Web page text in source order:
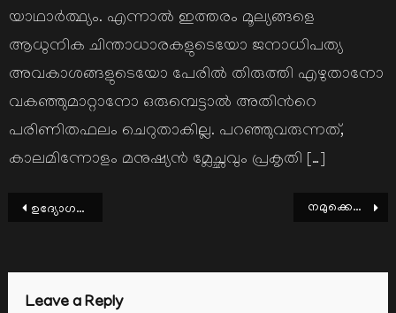
യാഥാര്‍ത്ഥ്യം. എന്നാല്‍ ഇത്തരം മൂല്യങ്ങളെ
ആധുനിക ചിന്താധാരകളുടെയോ ജനാധിപത്യ
അവകാശങ്ങളുടെയോ പേരില്‍ തിരുത്തി എഴുതാനോ
വകഞ്ഞുമാറ്റാനോ ഒരുമ്പെട്ടാല്‍ അതിന്‍റെ
പരിണിതഫലം ചെറുതാകില്ല. പറഞ്ഞുവരുന്നത്,
കാലമിന്നോളം മനുഷ്യന്‍ മ്ലേച്ഛവും പ്രകൃതി […]
Post
ഉദ്യോഗസ്ഥരുടെ സകാത്: ചില ഉണർത്തലുകൾ നമുക്കെന്നും പ്രകൃതിയാണ് വരദാനം
Leave a Reply